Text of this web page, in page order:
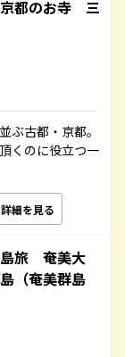
都のお寺 三
ぶ古都・京都。
くのに役立つ一
詳細を見る
旅 奄美大
（奄美群島